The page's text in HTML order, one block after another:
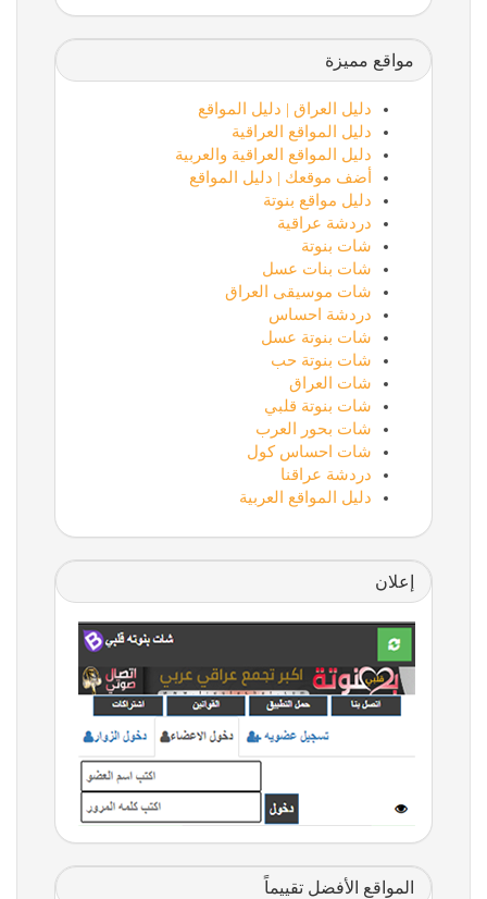
مواقع مميزة
دليل العراق | دليل المواقع
دليل المواقع العراقية
دليل المواقع العراقية والعربية
أضف موقعك | دليل المواقع
دليل مواقع بنوتة
دردشة عراقية
شات بنوتة
شات بنات عسل
شات موسيقى العراق
دردشة احساس
شات بنوتة عسل
شات بنوتة حب
شات العراق
شات بنوتة قلبي
شات بحور العرب
شات احساس كول
دردشة عراقنا
دليل المواقع العربية
إعلان
المواقع الأفضل تقييماً